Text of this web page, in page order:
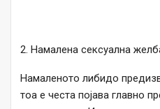
2. Намалена сексуална
Намаленото либидо
тоа е честа појава главно